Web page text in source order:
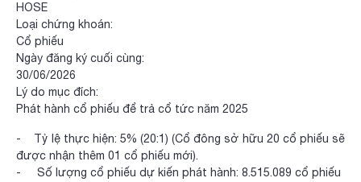
HOSE
Loại chứng khoán:
Cổ phiếu
Ngày đăng ký cuối cùng:
30/06/2026
Lý do mục đích:
Phát hành cổ phiếu để trả cổ tức năm 2025
- Tỷ lệ thực hiện: 5% (20:1) (Cổ đông sở hữu 20 cổ phiếu sẽ
được nhận thêm 01 cổ phiếu mới).
- Số lượng cổ phiếu dự kiến phát hành: 8.515.089 cổ phiếu